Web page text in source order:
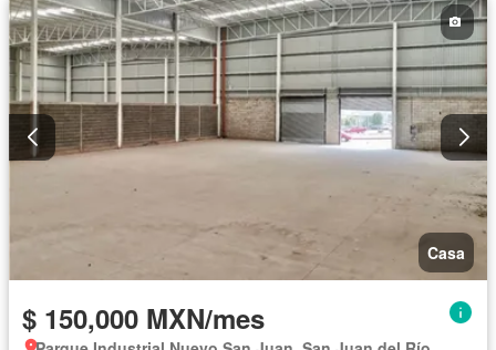
Casa
$ 150,000 MXN/mes